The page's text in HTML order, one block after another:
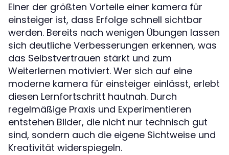
Einer der größten Vorteile einer kamera für
einsteiger ist, dass Erfolge schnell sichtbar
werden. Bereits nach wenigen Übungen lassen
sich deutliche Verbesserungen erkennen, was
das Selbstvertrauen stärkt und zum
Weiterlernen motiviert. Wer sich auf eine
moderne kamera für einsteiger einlässt, erlebt
diesen Lernfortschritt hautnah. Durch
regelmäßige Praxis und Experimentieren
entstehen Bilder, die nicht nur technisch gut
sind, sondern auch die eigene Sichtweise und
Kreativität widerspiegeln.